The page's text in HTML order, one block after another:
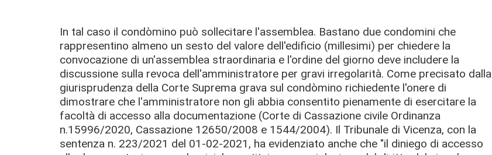
In tal caso il condòmino può sollecitare l'assemblea. Bastano due condomini che
rappresentino almeno un sesto del valore dell'edificio (millesimi) per chiedere la
convocazione di un'assemblea straordinaria e l'ordine del giorno deve includere la
discussione sulla revoca dell'amministratore per gravi irregolarità. Come precisato dalla
giurisprudenza della Corte Suprema grava sul condòmino richiedente l'onere di
dimostrare che l'amministratore non gli abbia consentito pienamente di esercitare la
facoltà di accesso alla documentazione (Corte di Cassazione civile Ordinanza
n.15996/2020, Cassazione 12650/2008 e 1544/2004). Il Tribunale di Vicenza, con la
sentenza n. 223/2021 del 01-02-2021, ha evidenziato anche che "il diniego di accesso